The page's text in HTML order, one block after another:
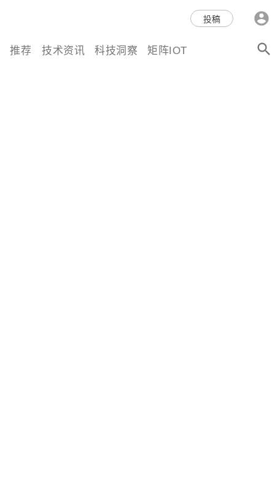
科技互联网,科技,资讯,动态,洞
察,量子,计算,AI,人工智能,机器
投稿
推荐 技术资讯 科技洞察 矩阵IOT